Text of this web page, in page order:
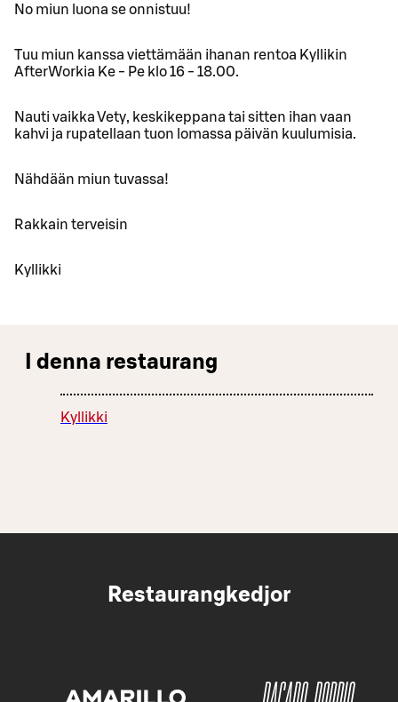
No miun luona se onnistuu!
Tuu miun kanssa viettämään ihanan rentoa Kyllikin
AfterWorkia Ke - Pe klo 16 - 18.00.
Nauti vaikka Vety, keskikeppana tai sitten ihan vaan
kahvi ja rupatellaan tuon lomassa päivän kuulumisia.
Nähdään miun tuvassa!
Rakkain terveisin
Kyllikki
I denna restaurang
Kyllikki
Restaurangkedjor